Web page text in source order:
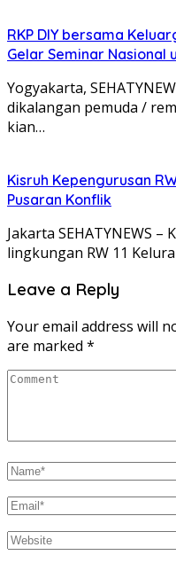
RKP DIY bersama
Gelar Seminar Nasional
Yogyakarta,
dikalangan pemuda /
kian…
Kisruh Kepengurusan
Pusaran Konflik
Jakarta SEHATYNEWS
lingkungan RW 11
Leave a Reply
Your email address will
are marked *